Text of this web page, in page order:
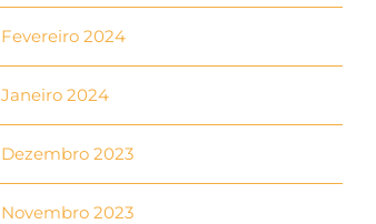
Fevereiro 2024
Janeiro 2024
Dezembro 2023
Novembro 2023